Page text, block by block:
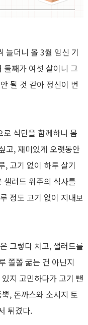
늘더니 올 3월 임신 기
둘째가 여섯 살이니 그
될 것 같아 정신이 번
식단을 함께하니 몸
고, 재미있게 오랫동안
, 고기 없이 하루 살기
샐러드 위주의 식사를
정도 고기 없이 지내보
그렇다 치고, 샐러드를
쫄쫄 굶는 건 아닌지
지 고민하다가 고기 뺀
, 돈까스와 소시지 토
튀겼다.